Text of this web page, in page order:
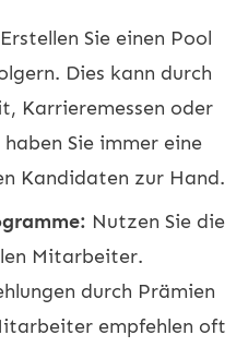
Erstellen Sie einen Pool
Dies kann durch
Karrieremessen oder
Sie immer eine
Kandidaten zur Hand.
Nutzen Sie die
Mitarbeiter.
durch Prämien
empfehlen oft